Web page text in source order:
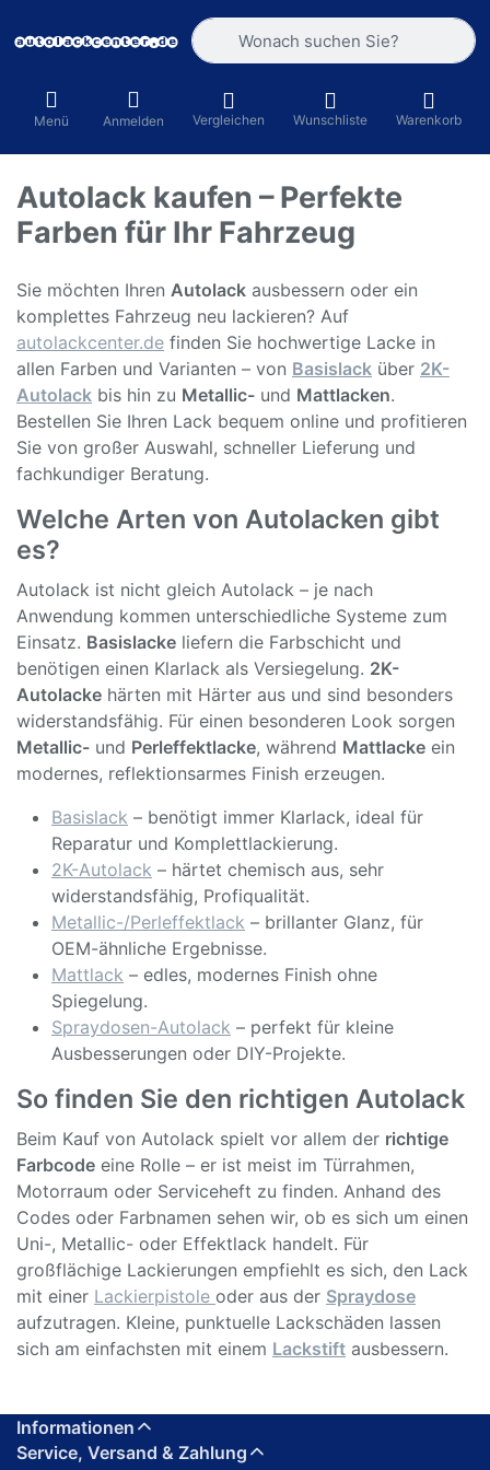
Geben Sie einen Suchbegriff ein.
Menü Anmelden Vergleichen Wunschliste Warenkorb
Autolack kaufen – Perfekte
Farben für Ihr Fahrzeug
Sie möchten Ihren Autolack ausbessern oder ein
komplettes Fahrzeug neu lackieren? Auf
autolackcenter.de finden Sie hochwertige Lacke in
allen Farben und Varianten – von Basislack über 2K-
Autolack bis hin zu Metallic- und Mattlacken.
Bestellen Sie Ihren Lack bequem online und profitieren
Sie von großer Auswahl, schneller Lieferung und
fachkundiger Beratung.
Welche Arten von Autolacken gibt
es?
Autolack ist nicht gleich Autolack – je nach
Anwendung kommen unterschiedliche Systeme zum
Einsatz. Basislacke liefern die Farbschicht und
benötigen einen Klarlack als Versiegelung. 2K-
Autolacke härten mit Härter aus und sind besonders
widerstandsfähig. Für einen besonderen Look sorgen
Metallic- und Perleffektlacke, während Mattlacke ein
modernes, reflektionsarmes Finish erzeugen.
Basislack – benötigt immer Klarlack, ideal für
Reparatur und Komplettlackierung.
2K-Autolack – härtet chemisch aus, sehr
widerstandsfähig, Profiqualität.
Metallic-/Perleffektlack – brillanter Glanz, für
OEM-ähnliche Ergebnisse.
Mattlack – edles, modernes Finish ohne
Spiegelung.
Spraydosen-Autolack – perfekt für kleine
Ausbesserungen oder DIY-Projekte.
So finden Sie den richtigen Autolack
Beim Kauf von Autolack spielt vor allem der richtige
Farbcode eine Rolle – er ist meist im Türrahmen,
Motorraum oder Serviceheft zu finden. Anhand des
Codes oder Farbnamen sehen wir, ob es sich um einen
Uni-, Metallic- oder Effektlack handelt. Für
großflächige Lackierungen empfiehlt es sich, den Lack
mit einer Lackierpistole oder aus der Spraydose
aufzutragen. Kleine, punktuelle Lackschäden lassen
sich am einfachsten mit einem Lackstift ausbessern.
Informationen
Service, Versand & Zahlung